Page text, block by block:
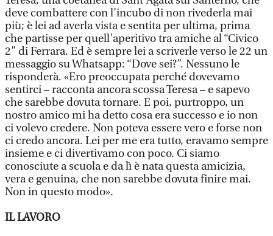
deve combattere con l’incubo di non rivederla mai
più; è lei ad averla vista e sentita per ultima, prima
che partisse per quell’aperitivo tra amiche al “Civico
2” di Ferrara. Ed è sempre lei a scriverle verso le 22 un
messaggio su Whatsapp: “Dove sei?”. Nessuno le
risponderà. «Ero preoccupata perché dovevamo
sentirci – racconta ancora scossa Teresa – e sapevo
che sarebbe dovuta tornare. E poi, purtroppo, un
nostro amico mi ha detto cosa era successo e io non
ci volevo credere. Non poteva essere vero e forse non
ci credo ancora. Lei per me era tutto, eravamo sempre
insieme e ci divertivamo con poco. Ci siamo
conosciute a scuola e da lì è nata questa amicizia,
vera e genuina, che non sarebbe dovuta finire mai.
Non in questo modo».
IL LAVORO